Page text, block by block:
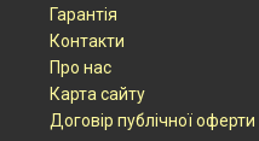
Гарантія
Контакти
Про нас
Карта сайту
Договір публічної оферти